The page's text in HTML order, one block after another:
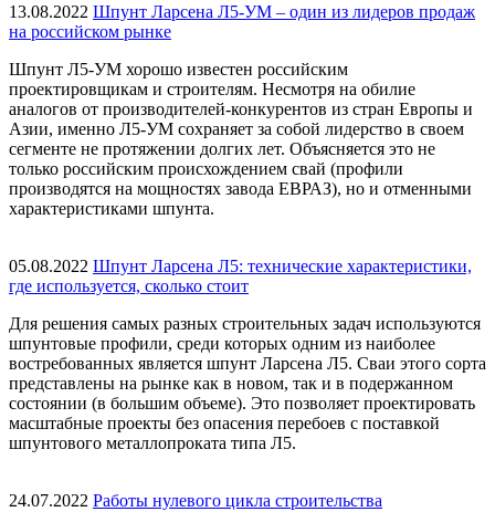
13.08.2022 Шпунт Ларсена Л5-УМ – один из лидеров продаж
на российском рынке
Шпунт Л5-УМ хорошо известен российским
проектировщикам и строителям. Несмотря на обилие
аналогов от производителей-конкурентов из стран Европы и
Азии, именно Л5-УМ сохраняет за собой лидерство в своем
сегменте не протяжении долгих лет. Объясняется это не
только российским происхождением свай (профили
производятся на мощностях завода ЕВРАЗ), но и отменными
характеристиками шпунта.
05.08.2022 Шпунт Ларсена Л5: технические характеристики,
где используется, сколько стоит
Для решения самых разных строительных задач используются
шпунтовые профили, среди которых одним из наиболее
востребованных является шпунт Ларсена Л5. Сваи этого сорта
представлены на рынке как в новом, так и в подержанном
состоянии (в большим объеме). Это позволяет проектировать
масштабные проекты без опасения перебоев с поставкой
шпунтового металлопроката типа Л5.
24.07.2022 Работы нулевого цикла строительства